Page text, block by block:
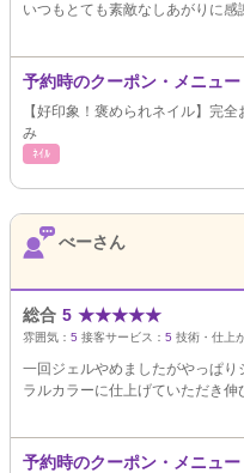
いつもとても素敵なしあがりに感
予約時のクーポン・メニュー
【好印象！褒められネイル】完
み
ﾈｲﾙ
べーさん
総合 5 ★★★★★
雰囲気： 5 接客サービス： 5 技術・仕上
一回ジェルやめましたがやっぱ
ラルカラーに仕上げていただき伸
予約時のクーポン・メニュー